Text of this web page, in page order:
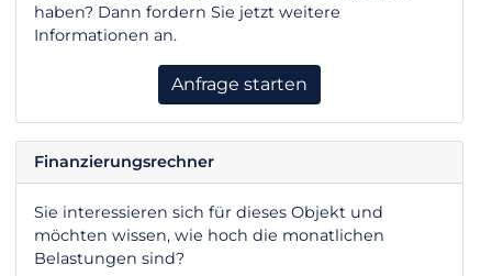
haben? Dann fordern Sie jetzt weitere
Informationen an.
Anfrage starten
Finanzierungsrechner
Sie interessieren sich für dieses Objekt und
möchten wissen, wie hoch die monatlichen
Belastungen sind?